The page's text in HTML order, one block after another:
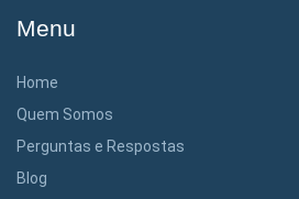
Menu
Home
Quem Somos
Perguntas e Respostas
Blog